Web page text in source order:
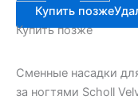
Насадка
на
пилку
ногтей
Купить позже
Купить позже
Сменные насадки
за ногтями Scholl